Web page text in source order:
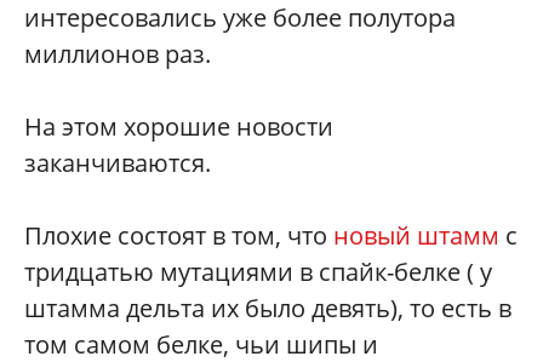
интересовались уже более полутора
миллионов раз.
На этом хорошие новости
заканчиваются.
Плохие состоят в том, что новый штамм с
тридцатью мутациями в спайк-белке ( у
штамма дельта их было девять), то есть в
том самом белке, чьи шипы и